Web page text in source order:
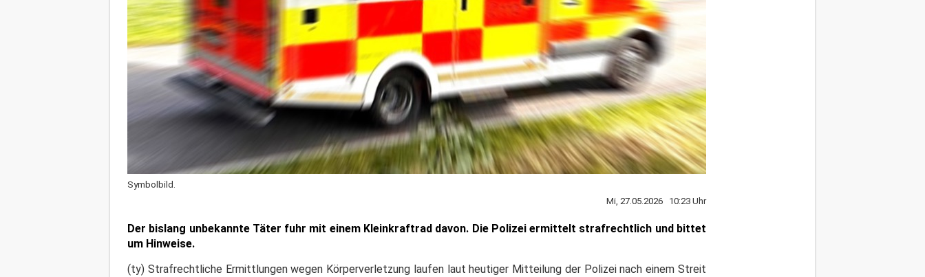
Symbolbild.
Mi, 27.05.2026 10:23 Uhr
Der bislang unbekannte Täter fuhr mit einem Kleinkraftrad davon. Die Polizei ermittelt strafrechtlich und bittet
um Hinweise.
(ty) Strafrechtliche Ermittlungen wegen Körperverletzung laufen laut heutiger Mitteilung der Polizei nach einem Streit